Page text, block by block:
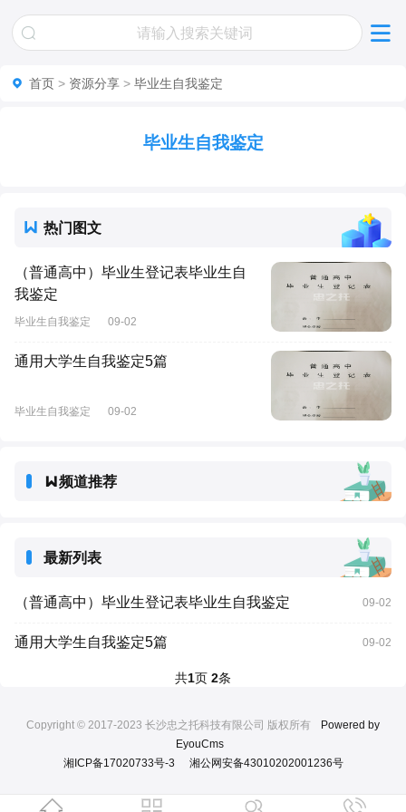
首页 > 资源分享 > 毕业生自我鉴定
毕业生自我鉴定
热门图文
（普通高中）毕业生登记表毕业生自
我鉴定
毕业生自我鉴定 09-02
通用大学生自我鉴定5篇
毕业生自我鉴定 09-02
频道推荐
最新列表
（普通高中）毕业生登记表毕业生自我鉴定 09-02
通用大学生自我鉴定5篇 09-02
共1页 2条
Copyright © 2017-2023 长沙忠之托科技有限公司 版权所有
Powered by
EyouCms
湘ICP备17020733号-3
湘公网安备43010202001236号